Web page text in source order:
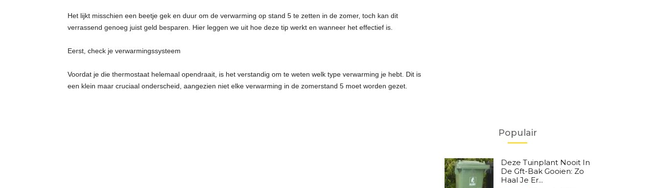
Het lijkt misschien een beetje gek en duur om de verwarming op stand 5 te zetten in de zomer, toch kan dit
verrassend genoeg juist geld besparen. Hier leggen we uit hoe deze tip werkt en wanneer het effectief is.
Eerst, check je verwarmingssysteem
Voordat je die thermostaat helemaal opendraait, is het verstandig om te weten welk type verwarming je hebt. Dit is
een klein maar cruciaal onderscheid, aangezien niet elke verwarming in de zomerstand 5 moet worden gezet.
Populair
Deze Tuinplant Nooit In
De Gft-Bak Gooien: Zo
Haal Je Er...